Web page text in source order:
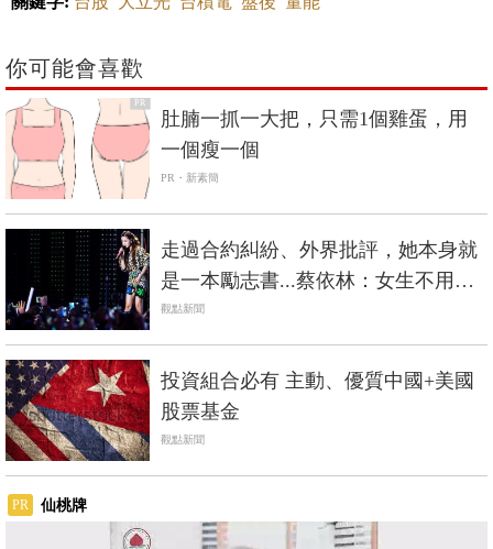
你可能會喜歡
PR
肚腩一抓一大把，只需1個雞蛋，用
一個瘦一個
PR・新素簡
走過合約糾紛、外界批評，她本身就
是一本勵志書...蔡依林：女生不用把
結婚當唯一目標
觀點新聞
投資組合必有 主動、優質中國+美國
股票基金
觀點新聞
PR 仙桃牌